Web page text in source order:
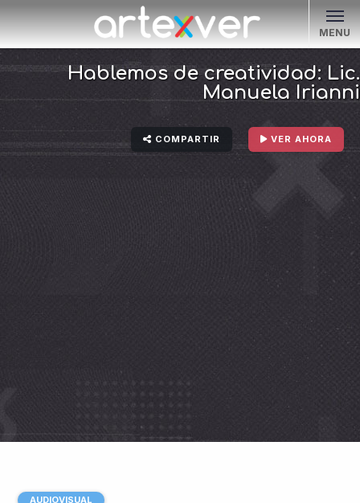
MENU
Hablemos de creatividad: Lic.
Manuela Irianni
VER AHORA
COMPARTIR
AUDIOVISUAL